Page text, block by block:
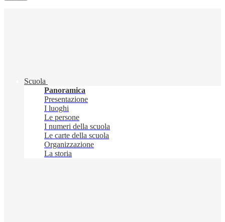
Scuola
Panoramica
Presentazione
I luoghi
Le persone
I numeri della scuola
Le carte della scuola
Organizzazione
La storia